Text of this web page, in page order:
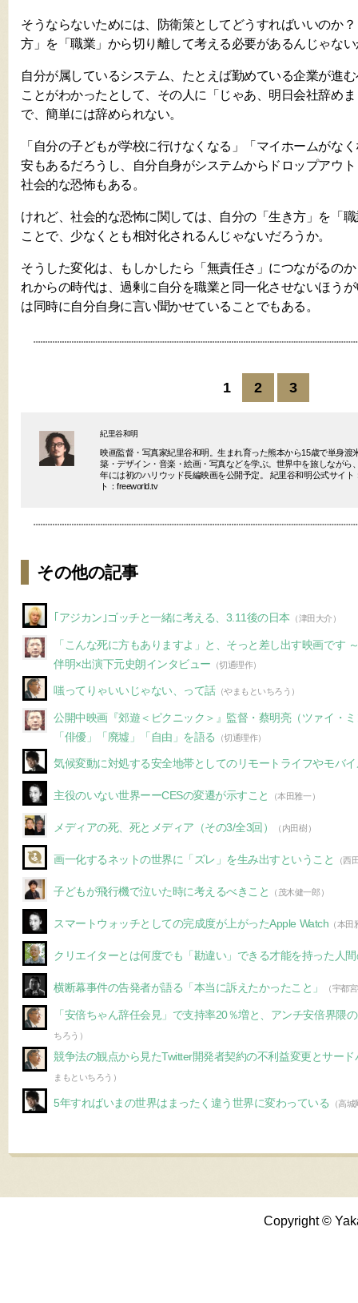
そうならないためには、防衛策としてどうすればいいのか
方」を「職業」から切り離して考える必要があるんじゃな
自分が属しているシステム、たとえば勤めている企業が進
ことがわかったとして、その人に「じゃあ、明日会社辞め
で、簡単には辞められない。
「自分の子どもが学校に行けなくなる」「マイホームがな
安もあるだろうし、自分自身がシステムからドロップアウ
社会的な恐怖もある。
けれど、社会的な恐怖に関しては、自分の「生き方」を「
ことで、少なくとも相対化されるんじゃないだろうか。
そうした変化は、もしかしたら「無責任さ」につながるの
れからの時代は、過剰に自分を職業と同一化させないほう
は同時に自分自身に言い聞かせていることでもある。
1 2 3
紀里谷和明
映画監督・写真家紀里谷和明。生まれ育った熊本から15歳で単身渡
築・デザイン・音楽・絵画・写真などを学ぶ。世界中を旅しながら
年には初のハリウッド長編映画を公開予定。 紀里谷和明公式サイト
ト：freeworld.tv
その他の記事
｢アジカン｣ゴッチと一緒に考える、3.11後の日本 （津田大介）
「こんな死に方もありますよ」と、そっと差し出す映画です
伴明×出演下元史朗インタビュー （切通理作）
嗤ってりゃいいじゃない、って話（やまもといちろう）
公開中映画『郊遊＜ピクニック＞』監督・蔡明亮（ツァイ・
「俳優」「廃墟」「自由」を語る
（切通理作）
気候変動に対処する安全地帯としてのリモートライフやモバ
主役のいない世界ーーCESの変遷が示すこと （本田雅一）
メディアの死、死とメディア（その3/全3回） （内田樹）
画一化するネットの世界に「ズレ」を生み出すということ （西
子どもが飛行機で泣いた時に考えるべきこと （茂木健一郎）
スマートウォッチとしての完成度が上がったApple Watch （本田
クリエイターとは何度でも「勘違い」できる才能を持った人
横断幕事件の告発者が語る「本当に訴えたかったこと」 （宇都
「安倍ちゃん辞任会見」で支持率20％増と、アンチ安倍界隈
ちろう）
競争法の観点から見たTwitter開発者契約の不利益変更とサー
まもといちろう）
5年すればいまの世界はまったく違う世界に変わっている （高
Copyright ©